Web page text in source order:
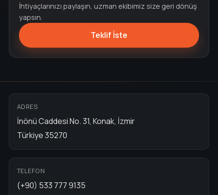
İhtiyaçlarınızı paylaşın, uzman ekibimiz size geri dönüş
yapsın.
Teklif İste
ADRES
İnönü Caddesi No. 31, Konak, İzmir
Türkiye 35270
TELEFON
(+90) 533 777 9135